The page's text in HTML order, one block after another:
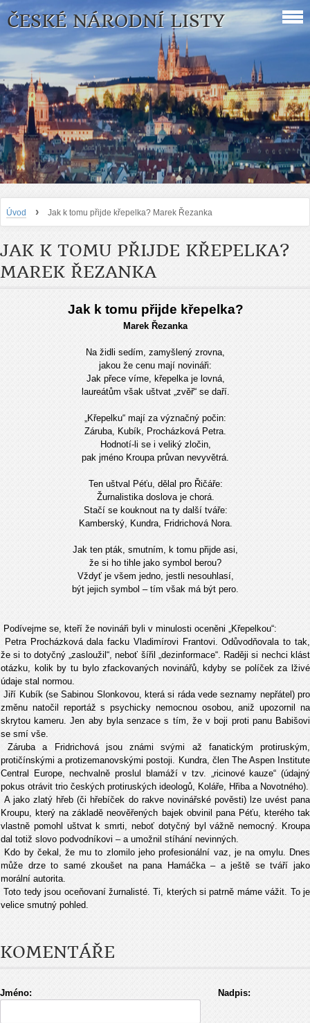
ČESKÉ NÁRODNÍ LISTY
Úvod › Jak k tomu přijde křepelka? Marek Řezanka
JAK K TOMU PŘIJDE KŘEPELKA?
MAREK ŘEZANKA
Jak k tomu přijde křepelka?
Marek Řezanka
Na židli sedím, zamyšlený zrovna,
jakou že cenu mají novináři:
Jak přece víme, křepelka je lovná,
laureátům však uštvat „zvěř“ se daří.
„Křepelku“ mají za význačný počin:
Záruba, Kubík, Procházková Petra.
Hodnotí-li se i veliký zločin,
pak jméno Kroupa průvan nevyvětrá.
Ten uštval Péťu, dělal pro Řičáře:
Žurnalistika doslova je chorá.
Stačí se kouknout na ty další tváře:
Kamberský, Kundra, Fridrichová Nora.
Jak ten pták, smutním, k tomu přijde asi,
že si ho tihle jako symbol berou?
Vždyť je všem jedno, jestli nesouhlasí,
být jejich symbol – tím však má být pero.
Podívejme se, kteří že novináři byli v minulosti oceněni „Křepelkou“:
Petra Procházková dala facku Vladimírovi Frantovi. Odůvodňovala to tak,
že si to dotyčný „zasloužil“, neboť šířil „dezinformace“. Raději si nechci klást
otázku, kolik by tu bylo zfackovaných novinářů, kdyby se políček za lživé
údaje stal normou.
Jiří Kubík (se Sabinou Slonkovou, která si ráda vede seznamy nepřátel) pro
změnu natočil reportáž s psychicky nemocnou osobou, aniž upozornil na
skrytou kameru. Jen aby byla senzace s tím, že v boji proti panu Babišovi
se smí vše.
Záruba a Fridrichová jsou známi svými až fanatickým protiruským,
protičínskými a protizemanovskými postoji. Kundra, člen The Aspen Institute
Central Europe, nechvalně proslul blamáží v tzv. „ricinové kauze“ (údajný
pokus otrávit trio českých protiruských ideologů, Koláře, Hřiba a Novotného).
A jako zlatý hřeb (či hřebíček do rakve novinářské pověsti) lze uvést pana
Kroupu, který na základě neověřených bajek obvinil pana Péťu, kterého tak
vlastně pomohl uštvat k smrti, neboť dotyčný byl vážně nemocný. Kroupa
dal totiž slovo podvodníkovi – a umožnil stíhání nevinných.
Kdo by čekal, že mu to zlomilo jeho profesionální vaz, je na omylu. Dnes
může drze to samé zkoušet na pana Hamáčka – a ještě se tváří jako
morální autorita.
Toto tedy jsou oceňovaní žurnalisté. Ti, kterých si patrně máme vážit. To je
velice smutný pohled.
KOMENTÁŘE
Jméno: Nadpis: